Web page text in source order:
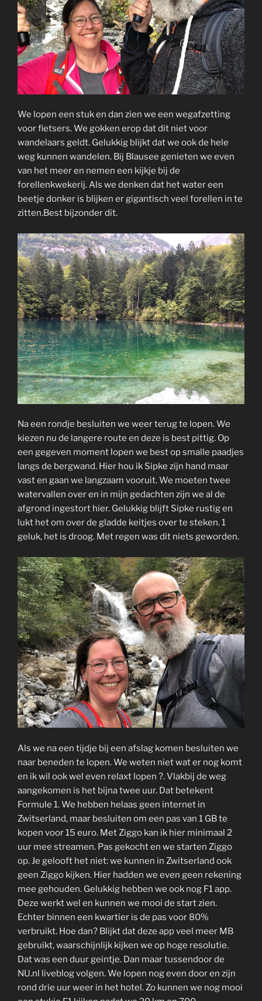
We lopen een stuk en dan zien we een wegafzetting
voor fietsers. We gokken erop dat dit niet voor
wandelaars geldt. Gelukkig blijkt dat we ook de hele
weg kunnen wandelen. Bij Blausee genieten we even
van het meer en nemen een kijkje bij de
forellenkwekerij. Als we denken dat het water een
beetje donker is blijken er gigantisch veel forellen in te
zitten.Best bijzonder dit.
Na een rondje besluiten we weer terug te lopen. We
kiezen nu de langere route en deze is best pittig. Op
een gegeven moment lopen we best op smalle paadjes
langs de bergwand. Hier hou ik Sipke zijn hand maar
vast en gaan we langzaam vooruit. We moeten twee
watervallen over en in mijn gedachten zijn we al de
afgrond ingestort hier. Gelukkig blijft Sipke rustig en
lukt het om over de gladde keitjes over te steken. 1
geluk, het is droog. Met regen was dit niets geworden.
Als we na een tijdje bij een afslag komen besluiten we
naar beneden te lopen. We weten niet wat er nog komt
en ik wil ook wel even relaxt lopen ?. Vlakbij de weg
aangekomen is het bijna twee uur. Dat betekent
Formule 1. We hebben helaas geen internet in
Zwitserland, maar besluiten om een pas van 1 GB te
kopen voor 15 euro. Met Ziggo kan ik hier minimaal 2
uur mee streamen. Pas gekocht en we starten Ziggo
op. Je gelooft het niet: we kunnen in Zwitserland ook
geen Ziggo kijken. Hier hadden we even geen rekening
mee gehouden. Gelukkig hebben we ook nog F1 app.
Deze werkt wel en kunnen we mooi de start zien.
Echter binnen een kwartier is de pas voor 80%
verbruikt. Hoe dan? Blijkt dat deze app veel meer MB
gebruikt, waarschijnlijk kijken we op hoge resolutie.
Dat was een duur geintje. Dan maar tussendoor de
NU.nl liveblog volgen. We lopen nog even door en zijn
rond drie uur weer in het hotel. Zo kunnen we nog mooi